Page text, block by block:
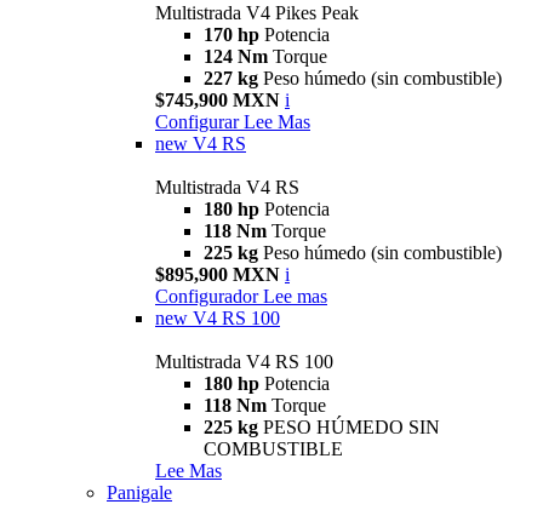
Multistrada V4 Pikes Peak
170 hp Potencia
124 Nm Torque
227 kg Peso húmedo (sin combustible)
$745,900 MXN i
Configurar Lee Mas
new V4 RS
Multistrada V4 RS
180 hp Potencia
118 Nm Torque
225 kg Peso húmedo (sin combustible)
$895,900 MXN i
Configurador Lee mas
new V4 RS 100
Multistrada V4 RS 100
180 hp Potencia
118 Nm Torque
225 kg PESO HÚMEDO SIN
COMBUSTIBLE
Lee Mas
Panigale